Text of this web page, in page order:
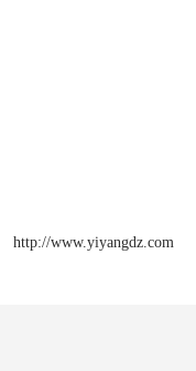
http://www.yiyangdz.com